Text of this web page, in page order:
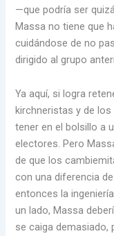
—que podría ser
Massa no tiene que
cuidándose de no
dirigido al grupo
Ya aquí, si logra
kirchneristas y de
tener en el bolsillo a
electores. Pero
de que los
con una diferencia
entonces la
un lado, Massa
se caiga demasiado,